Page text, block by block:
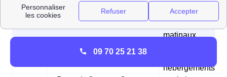
Matina
des tarifs réduits pendant les
heures creuses du matin
✔ Les
professionnels
matinaux
hébergements
09 70 25 21 38